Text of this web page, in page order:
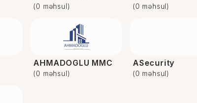
(0 məhsul) (0 məhsul)
AHMADOGLU MMC
(0 məhsul)
ASecurity
(0 məhsul)